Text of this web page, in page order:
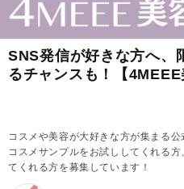
SNS発信が好きな方へ、
るチャンスも！【
コスメや美容が大好きな方が集まる
コスメサンプルをお試ししてくれる
てくれる方を募集しています！